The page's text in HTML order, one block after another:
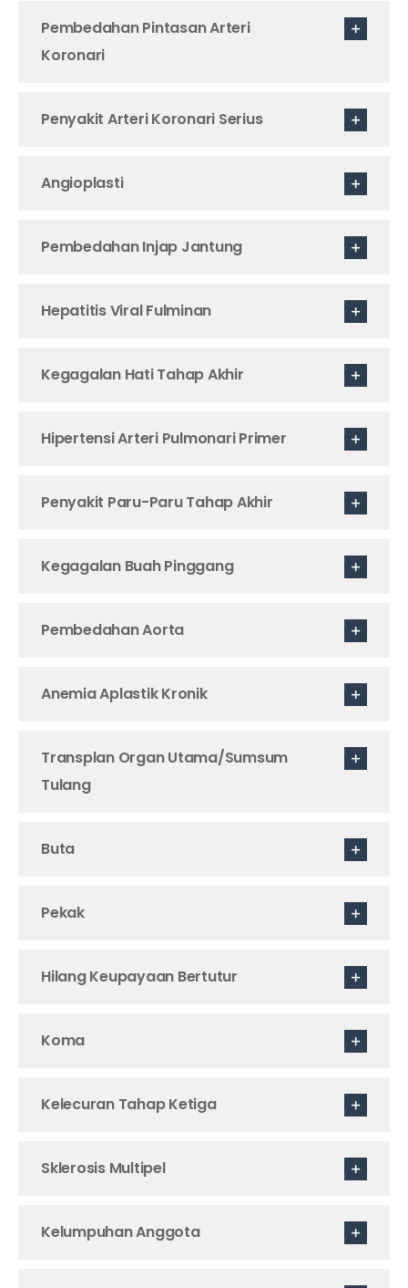
Pembedahan Pintasan Arteri
Koronari
Penyakit Arteri Koronari Serius
Angioplasti
Pembedahan Injap Jantung
Hepatitis Viral Fulminan
Kegagalan Hati Tahap Akhir
Hipertensi Arteri Pulmonari Primer
Penyakit Paru-Paru Tahap Akhir
Kegagalan Buah Pinggang
Pembedahan Aorta
Anemia Aplastik Kronik
Transplan Organ Utama/Sumsum
Tulang
Buta
Pekak
Hilang Keupayaan Bertutur
Koma
Kelecuran Tahap Ketiga
Sklerosis Multipel
Kelumpuhan Anggota